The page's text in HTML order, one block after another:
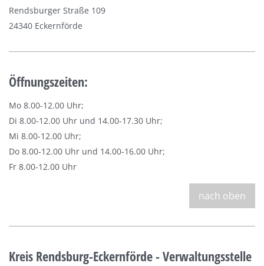
Rendsburger Straße 109
24340 Eckernförde
Öffnungszeiten:
Mo 8.00-12.00 Uhr;
Di 8.00-12.00 Uhr und 14.00-17.30 Uhr;
Mi 8.00-12.00 Uhr;
Do 8.00-12.00 Uhr und 14.00-16.00 Uhr;
Fr 8.00-12.00 Uhr
nach oben
Kreis Rendsburg-Eckernförde - Verwaltungsstelle